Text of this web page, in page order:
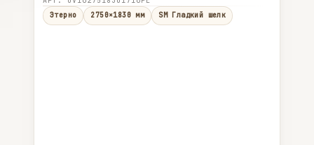
Этерно
2750×1830 мм SM Гладкий шелк